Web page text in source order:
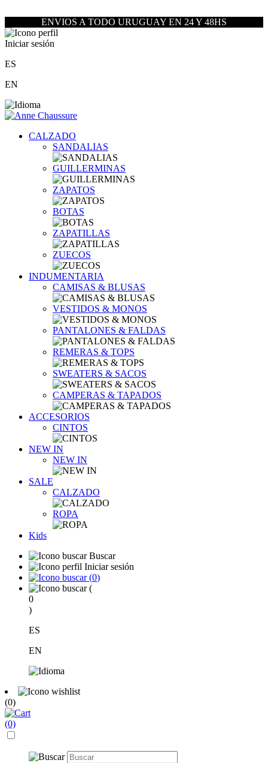
ENVIOS A TODO URUGUAY EN 24 Y 48HS
Iniciar sesión
ES
EN
CALZADO
SANDALIAS
GUILLERMINAS
ZAPATOS
BOTAS
ZAPATILLAS
ZUECOS
INDUMENTARIA
CAMISAS & BLUSAS
VESTIDOS & MONOS
PANTALONES & FALDAS
REMERAS & TOPS
SWEATERS & SACOS
CAMPERAS & TAPADOS
ACCESORIOS
CINTOS
NEW IN
NEW IN
SALE
CALZADO
ROPA
Kids
Buscar
Iniciar sesión
(0)
(
0
)
ES
EN
(0)
(0)